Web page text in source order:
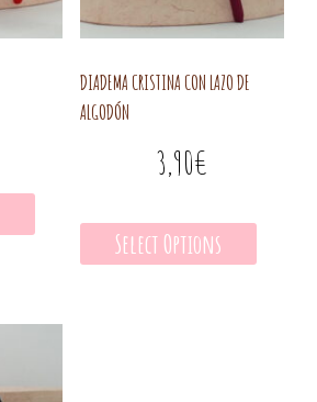
DIADEMA CRISTINA CON LAZO DE
ALGODÓN
3,90€
Select Options